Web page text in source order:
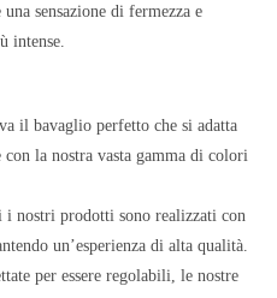
sensazione di fermezza e
intense.
il bavaglio perfetto che si adatta
la nostra vasta gamma di colori
i nostri prodotti sono realizzati con
un’esperienza di alta qualità.
per essere regolabili, le nostre